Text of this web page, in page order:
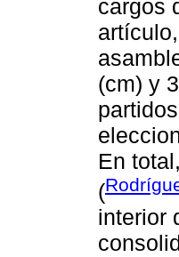
cargos
(cm) y
En
(
interior